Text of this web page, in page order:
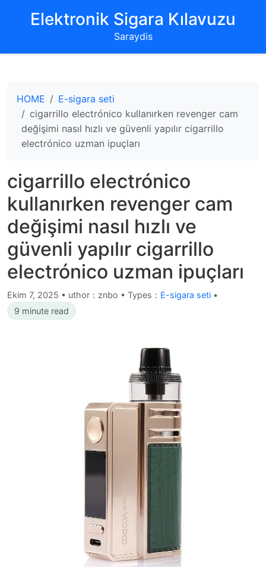
‌Elektronik Sigara Kılavuzu‌
Saraydis
HOME
E-sigara seti
cigarrillo electrónico kullanırken revenger cam
değişimi nasıl hızlı ve güvenli yapılır cigarrillo
electrónico uzman ipuçları
cigarrillo electrónico
kullanırken revenger cam
değişimi nasıl hızlı ve
güvenli yapılır cigarrillo
electrónico uzman ipuçları
Ekim 7, 2025 • uthor：znbo • Types： E-sigara seti •
9 minute read